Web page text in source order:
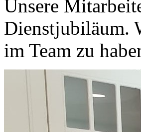
Unsere
Dienstjubiläum.
im Team zu